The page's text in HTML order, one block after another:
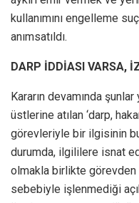
kullanımını engelleme
anımsatıldı.
DARP İDDİASI VARSA,
Kararın devamında
üstlerine atılan ‘darp,
görevleriyle bir ilgisinin
durumda, ilgililere isnat
olmakla birlikte görevden
sebebiyle işlenmediği